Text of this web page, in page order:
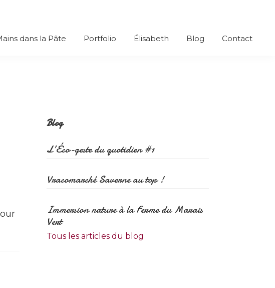
dans la Pâte Portfolio Élisabeth Blog Contact
Blog
L’Éco-geste du quotidien #1
Vracomarché Saverne au top !
Immersion nature à la Ferme du Marais
Vert
Tous les articles du blog